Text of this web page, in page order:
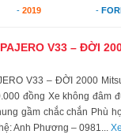
- 2019 -
V33 – ĐỜI
V33 – ĐỜI 2000
đồng Xe không đâm
gầm chắc chắn Phù
Anh Phương – 0981...